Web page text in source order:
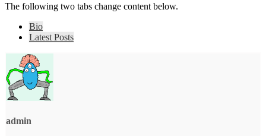
The following two tabs change content below.
Bio
Latest Posts
admin